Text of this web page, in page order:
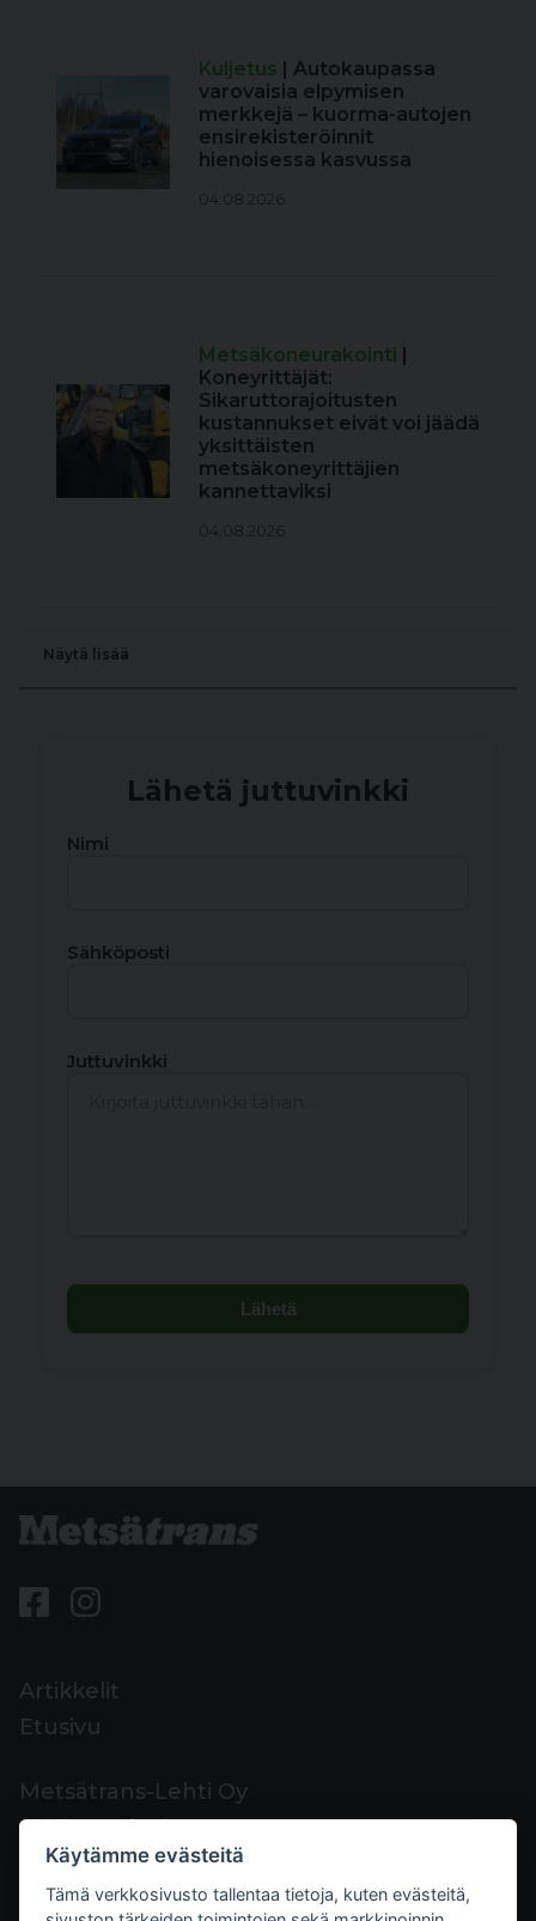
Kuljetus | Autokaupassa
varovaisia elpymisen
merkkejä – kuorma-autojen
ensirekisteröinnit
hienoisessa kasvussa
04.08.2026
Metsäkoneurakointi |
Koneyrittäjät:
Sikaruttorajoitusten
kustannukset eivät voi jäädä
yksittäisten
metsäkoneyrittäjien
kannettaviksi
04.08.2026
Näytä lisää
Lähetä juttuvinkki
Nimi
Sähköposti
Juttuvinkki
Lähetä
Artikkelit
Etusivu
Metsätrans-Lehti Oy
Asiakaspalvelu
Yhteystiedot
Palaute
Käytämme evästeitä
Tämä verkkosivusto tallentaa tietoja, kuten evästeitä,